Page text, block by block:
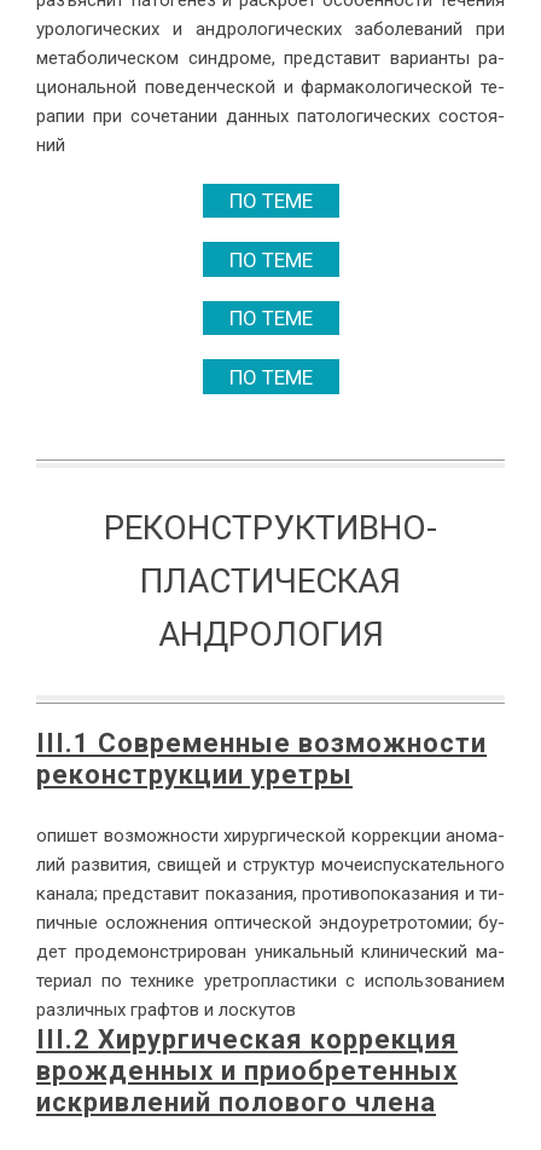
уро­ло­ги­че­ских и ан­д­ро­ло­ги­че­ских за­боле­ва­ний при
ме­та­бо­ли­че­ском син­дро­ме, пред­ста­вит ва­ри­ан­ты ра­
цио­наль­ной по­ве­ден­че­ской и фар­ма­ко­ло­ги­че­ской те­
ра­пии при со­че­та­нии дан­ных па­то­ло­ги­че­ских со­сто­я­
ний
ПО ТЕМЕ
ПО ТЕМЕ
ПО ТЕМЕ
ПО ТЕМЕ
РЕКОНСТРУКТИВНО-
ПЛАСТИЧЕСКАЯ
АНДРОЛОГИЯ
III.1 Совре­мен­ные воз­мож­но­сти
ре­кон­струк­ции урет­ры
опи­шет воз­мож­но­сти хи­рур­ги­че­ской кор­рек­ции ано­ма­
лий раз­ви­тия, сви­щей и струк­тур мо­че­ис­пус­ка­тель­но­го
ка­на­ла; пред­ста­вит по­ка­за­ния, про­ти­во­по­ка­за­ния и ти­
пич­ные ослож­не­ния оп­ти­че­ской эн­до­урет­ро­то­мии; бу­
дет про­де­мон­стри­ро­ван уни­каль­ный кли­ни­че­ский ма­
те­ри­ал по тех­ни­ке урет­ро­пла­сти­ки с ис­поль­зо­ва­ни­ем
раз­лич­ных граф­тов и лос­ку­тов
III.2 Хи­рур­ги­че­ская кор­рек­ция
врож­ден­ных и при­об­ре­тен­ных
ис­крив­ле­ний по­ло­во­го чле­на